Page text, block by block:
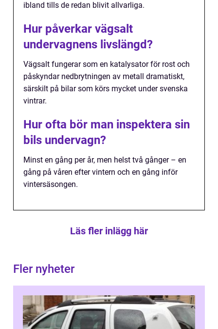
ibland tills de redan blivit allvarliga.
Hur påverkar vägsalt
undervagnens livslängd?
Vägsalt fungerar som en katalysator för rost och
påskyndar nedbrytningen av metall dramatiskt,
särskilt på bilar som körs mycket under svenska
vintrar.
Hur ofta bör man inspektera sin
bils undervagn?
Minst en gång per år, men helst två gånger – en
gång på våren efter vintern och en gång inför
vintersäsongen.
Läs fler inlägg här
Fler nyheter